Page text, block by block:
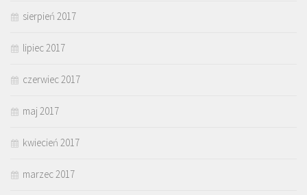
sierpień 2017
lipiec 2017
czerwiec 2017
maj 2017
kwiecień 2017
marzec 2017